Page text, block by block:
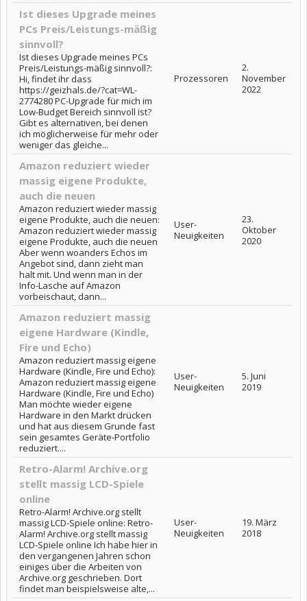
Ist dieses Upgrade meines
PCs Preis/Leistungs-mäßig
sinnvoll?
Ist dieses Upgrade meines PCs
Preis/Leistungs-mäßig sinnvoll?:
Hi, findet ihr dass
https://geizhals.de/?cat=WL-
2774280 PC-Upgrade für mich im
Low-Budget Bereich sinnvoll ist?
Gibt es alternativen, bei denen
ich möglicherweise für mehr oder
weniger das gleiche...
Prozessoren
2.
November
2022
Amazon reduziert wieder
massig eigene Produkte,
auch die neuen
Amazon reduziert wieder massig
eigene Produkte, auch die neuen:
Amazon reduziert wieder massig
eigene Produkte, auch die neuen
Aber wenn woanders Echos im
Angebot sind, dann zieht man
halt mit. Und wenn man in der
Info-Lasche auf Amazon
vorbeischaut, dann...
User-
Neuigkeiten
23.
Oktober
2020
Amazon reduziert massig
eigene Hardware (Kindle,
Fire und Echo)
Amazon reduziert massig eigene
Hardware (Kindle, Fire und Echo):
Amazon reduziert massig eigene
Hardware (Kindle, Fire und Echo)
Man möchte wieder eigene
Hardware in den Markt drücken
und hat aus diesem Grunde fast
sein gesamtes Geräte-Portfolio
reduziert....
User-
Neuigkeiten
5. Juni
2019
Retro-Alarm! Archive.org
stellt massig LCD-Spiele
online
Retro-Alarm! Archive.org stellt
massig LCD-Spiele online: Retro-
Alarm! Archive.org stellt massig
LCD-Spiele online Ich habe hier in
den vergangenen Jahren schon
einiges über die Arbeiten von
Archive.org geschrieben. Dort
findet man beispielsweise alte,...
User-
Neuigkeiten
19. März
2018